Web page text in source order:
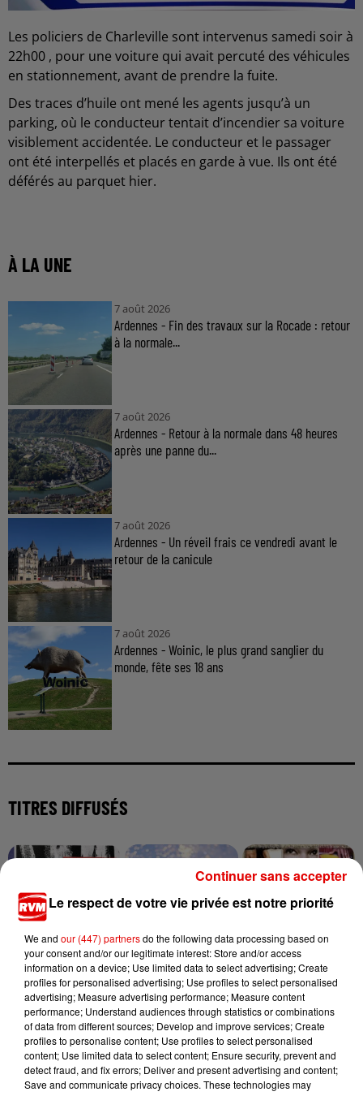
Les policiers de Charleville sont intervenus samedi soir à
22h00 , pour une voiture qui avait percuté des véhicules
en stationnement, avant de prendre la fuite.
Des traces d’huile ont mené les agents jusqu’à un
parking, où le conducteur tentait d’incendier sa voiture
visiblement accidentée. Le conducteur et le passager
ont été interpellés et placés en garde à vue. Ils ont été
déférés au parquet hier.
À LA UNE
7 août 2026
Ardennes - Fin des travaux sur la Rocade : retour
à la normale...
7 août 2026
Ardennes - Retour à la normale dans 48 heures
après une panne du...
7 août 2026
Ardennes - Un réveil frais ce vendredi avant le
retour de la canicule
7 août 2026
Ardennes - Woinic, le plus grand sanglier du
monde, fête ses 18 ans
TITRES DIFFUSÉS
ONE DIRECTION
Story Of My Life
ADELE CASTILLON
Ete Avec Toi
LUCY PEARL
Don't Mess With My
Man
Le respect de votre vie privée est notre priorité
We and our (447) partnersdo the following data processing based on
your consent and/or our legitimate interest: Store and/or access
information on a device; Use limited data to select advertising; Create
profiles for personalised advertising; Use profiles to select personalised
advertising; Measure advertising performance; Measure content
performance; Understand audiences through statistics or combinations
of data from different sources; Develop and improve services; Create
profiles to personalise content; Use profiles to select personalised
content; Use limited data to select content; Ensure security, prevent and
detect fraud, and fix errors; Deliver and present advertising and content;
Save and communicate privacy choices. These technologies may
Continuer sans accepter